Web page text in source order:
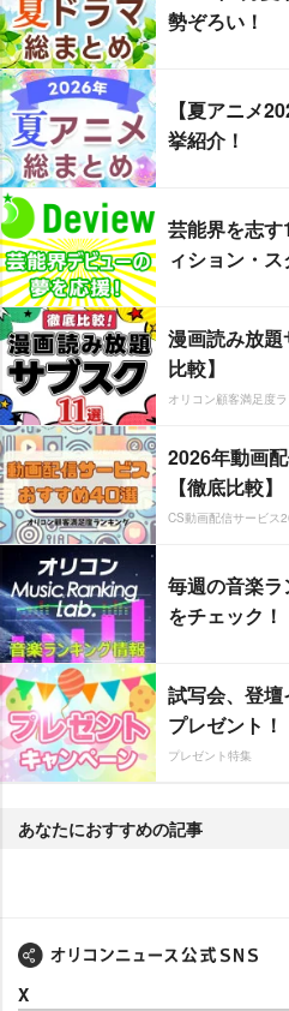
勢ぞろい！
【夏アニメ
挙紹介！
芸能界を志
ィション・
漫画読み放
比較】
オリコン顧客満足度
2026年動画
【徹底比較】
CS動画配信サービス
毎週の音楽
をチェック！
試写会、登
プレゼント！
プレゼント特集
あなたにおすすめの記事
X